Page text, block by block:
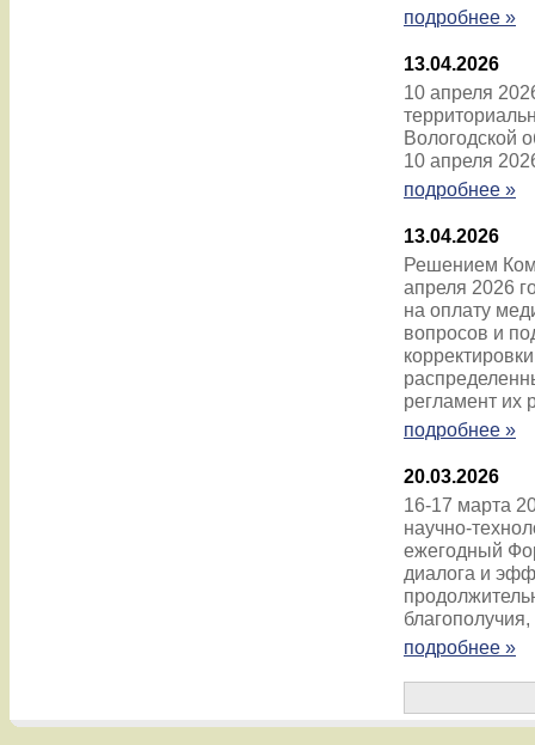
подробнее »
13.04.2026
10 апреля
Вологодской
10 апреля
подробнее »
13.04.2026
Решением
апреля 2026
на оплату
вопросов и
регламент их
подробнее »
20.03.2026
16-17 марта
научно-
ежегодный
диалога и
подробнее »